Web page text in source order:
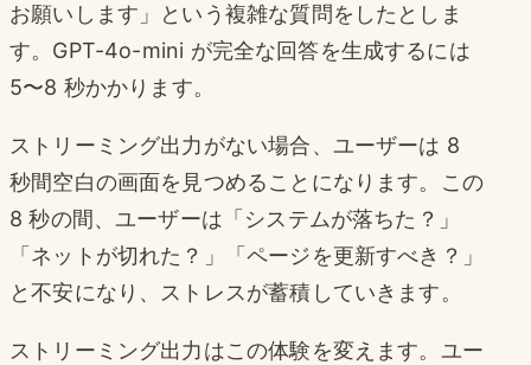
お願いします」という複雑な質問をしたとしま
す。GPT-4o-mini が完全な回答を生成するには
5〜8 秒かかります。
ストリーミング出力がない場合、ユーザーは 8
秒間空白の画面を見つめることになります。この
8 秒の間、ユーザーは「システムが落ちた？」
「ネットが切れた？」「ページを更新すべき？」
と不安になり、ストレスが蓄積していきます。
ストリーミング出力はこの体験を変えます。ユー